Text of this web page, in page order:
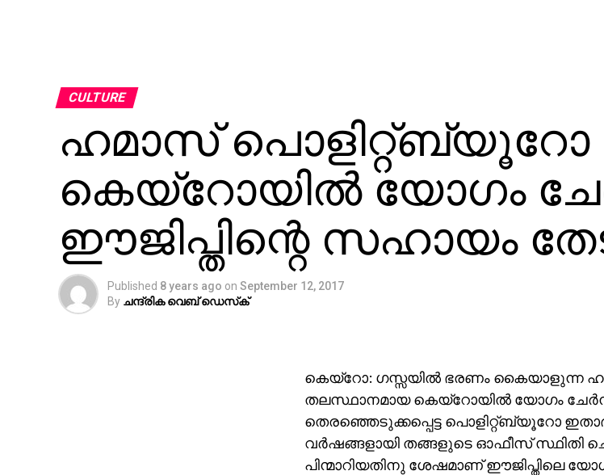
CULTURE
ഹമാസ് പൊളിറ്റ്ബ്യൂറോ
കെയ്‌റോയില്‍ യോഗം
ഈജിപ്തിന്റെ സഹായം
Published 8 years ago on September 12, 2017
By ചന്ദ്രിക വെബ് ഡെസ്‌ക്‌
കെയ്‌റോ: ഗസ്സയില്‍ ഭരണം കൈയാളുന്ന
തലസ്ഥാനമായ കെയ്‌റോയില്‍ യോഗം
തെരഞ്ഞെടുക്കപ്പെട്ട പൊളിറ്റ്ബ്യൂറോ
വര്‍ഷങ്ങളായി തങ്ങളുടെ ഓഫീസ് സ്ഥിതി
പിന്മാറിയതിനു ശേഷമാണ് ഈജിപ്തിലെ